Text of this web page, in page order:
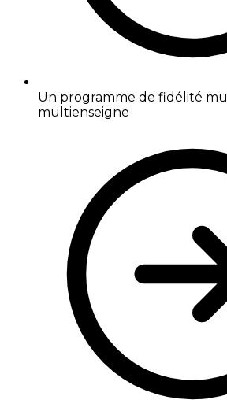
Un programme de fidélité
multienseigne